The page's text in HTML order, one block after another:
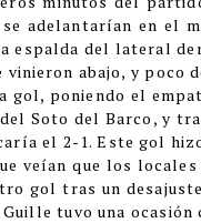
adelantarían en el
espalda del lateral
abajo, y poco
poniendo el
Soto del Barco, y
el 2-1. Este gol
veían que los locales
gol tras un
tuvo una